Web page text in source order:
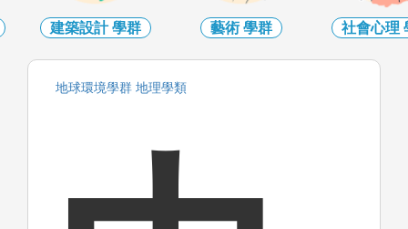
建築設計學群 藝術 學群 社會心理
地球環境學群 地理學類